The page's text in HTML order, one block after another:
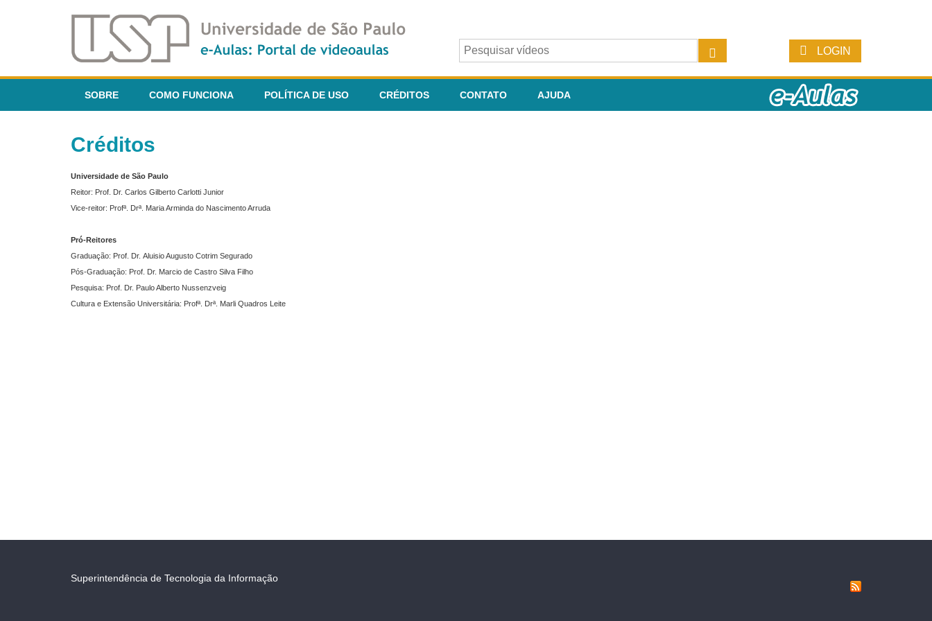
LOGIN
SOBRE COMO FUNCIONA POLÍTICA DE USO CRÉDITOS CONTATO AJUDA
Créditos
Universidade de São Paulo
Reitor: Prof. Dr. Carlos Gilberto Carlotti Junior
Vice-reitor: Profª. Drª. Maria Arminda do Nascimento Arruda
Pró-Reitores
Graduação: Prof. Dr. Aluisio Augusto Cotrim Segurado
Pós-Graduação: Prof. Dr. Marcio de Castro Silva Filho
Pesquisa: Prof. Dr. Paulo Alberto Nussenzveig
Cultura e Extensão Universitária: Profª. Drª. Marli Quadros Leite
Superintendência de Tecnologia da Informação